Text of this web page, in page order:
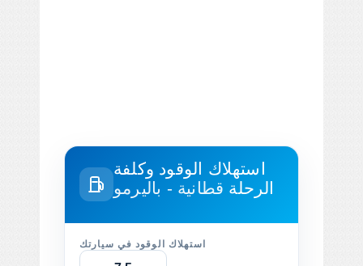
استهلاك الوقود وكلفة
الرحلة قطانية - باليرمو
استهلاك الوقود في سيارتك